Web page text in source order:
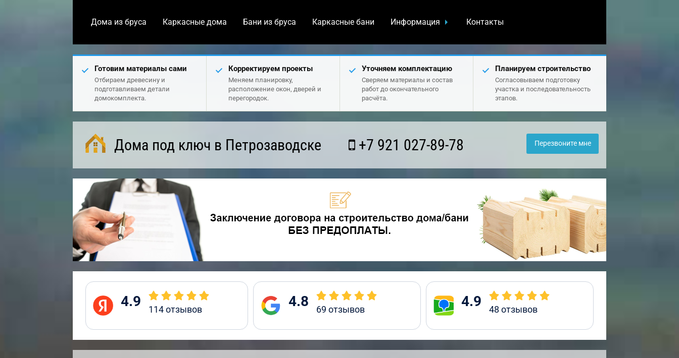
Дома из бруса Каркасные дома Бани из бруса Каркасные бани Информация Контакты
Готовим материалы сами
Отбираем древесину и
подготавливаем детали
домокомплекта.
Корректируем проекты
Меняем планировку,
расположение окон, дверей и
перегородок.
Уточняем комплектацию
Сверяем материалы и состав
работ до окончательного
расчёта.
Планируем строительство
Согласовываем подготовку
участка и последовательность
этапов.
Дома под ключ в Петрозаводске +7 921 027-89-78 Перезвоните мне
4.9 114отзывов 4.8 69 отзывов 4.9 48 отзывов